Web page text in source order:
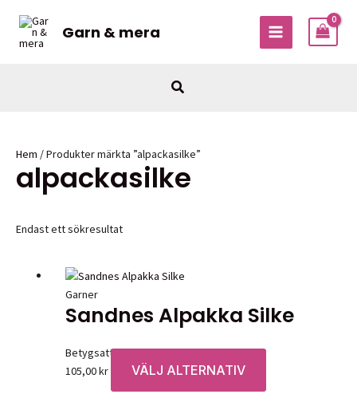
innehåll
Garn & mera
MAIN
Sök
Hem / Produkter märkta ”alpackasilke”
alpackasilke
Endast ett sökresultat
Garner
Sandnes Alpakka Silke
Betygsatt0av 5
105,00kr VÄLJ ALTERNATIV
här